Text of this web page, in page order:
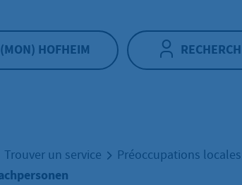
(MON) HOFHEIM
Trouver un service Préoccupations locales